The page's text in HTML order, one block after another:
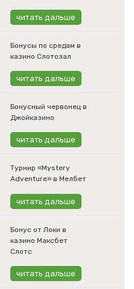
читать дальше
Бонусы по средам в
казино Слотозал
читать дальше
Бонусный червонец в
Джойказино
читать дальше
Турнир «Mystery
Adventure» в Мелбет
читать дальше
Бонус от Локи в
казино Максбет
Слотс
читать дальше